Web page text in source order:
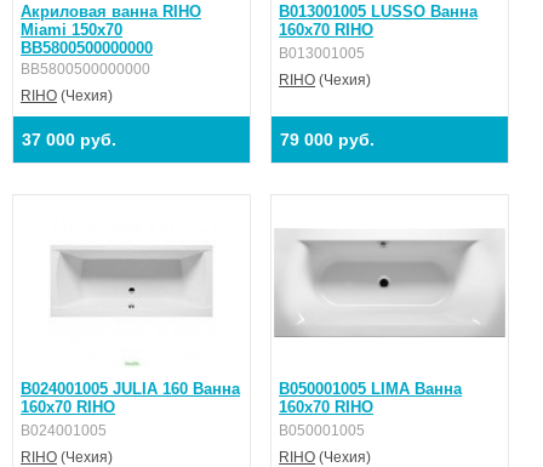
Акриловая ванна RIHO
Miami 150x70
BB5800500000000
BB5800500000000
RIHO (Чехия)
37 000 руб.
B013001005 LUSSO Ванна
160x70 RIHO
B013001005
RIHO (Чехия)
79 000 руб.
B024001005 JULIA 160 Ванна
160x70 RIHO
B024001005
RIHO (Чехия)
B050001005 LIMA Ванна
160x70 RIHO
B050001005
RIHO (Чехия)